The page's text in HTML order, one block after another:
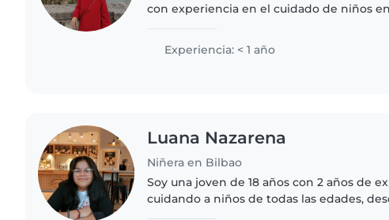
con experiencia en el cuidado de niños
trastornos del lenguaje...
Experiencia: < 1 año
Luana Nazarena
Niñera en Bilbao
Soy una joven de 18 años con 2 años de
cuidando a niños de todas las edades,